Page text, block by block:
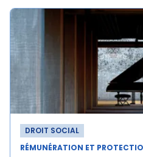
DROIT SOCIAL
RÉMUNÉRATION ET